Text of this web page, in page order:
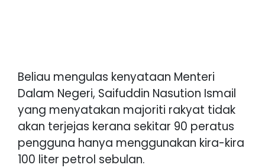
Beliau mengulas kenyataan Menteri
Dalam Negeri, Saifuddin Nasution Ismail
yang menyatakan majoriti rakyat tidak
akan terjejas kerana sekitar 90 peratus
pengguna hanya menggunakan kira-kira
100 liter petrol sebulan.